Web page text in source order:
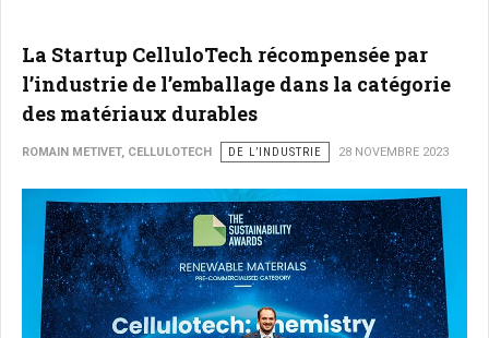
La Startup CelluloTech récompensée par
l’industrie de l’emballage dans la catégorie
des matériaux durables
ROMAIN METIVET, CELLULOTECH DE L’INDUSTRIE 28 NOVEMBRE 2023